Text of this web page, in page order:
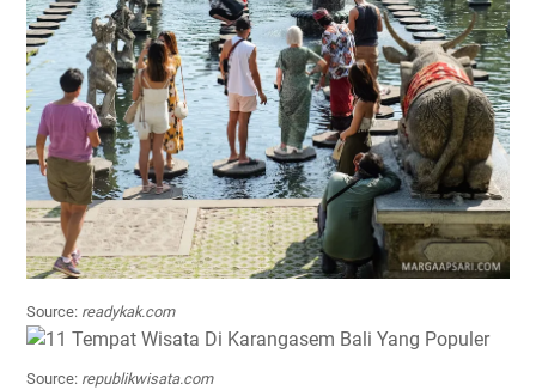
Source: readykak.com
Source: republikwisata.com